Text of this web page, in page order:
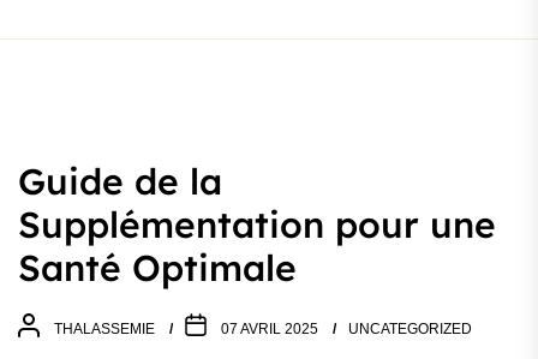
Guide de la
Supplémentation pour une
Santé Optimale
THALASSEMIE 07 AVRIL 2025 UNCATEGORIZED